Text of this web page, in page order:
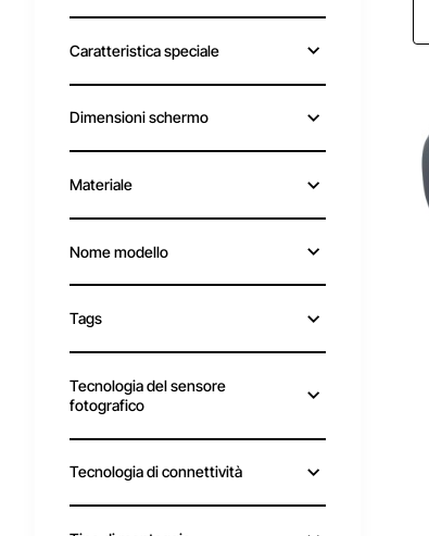
Caratteristica speciale
Dimensioni schermo
Materiale
Nome modello
Tags
Tecnologia del sensore
fotografico
Tecnologia di connettività